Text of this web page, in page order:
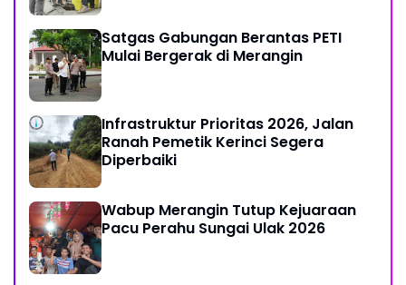
Satgas Gabungan Berantas PETI
Mulai Bergerak di Merangin
Infrastruktur Prioritas 2026, Jalan
Ranah Pemetik Kerinci Segera
Diperbaiki
Wabup Merangin Tutup Kejuaraan
Pacu Perahu Sungai Ulak 2026